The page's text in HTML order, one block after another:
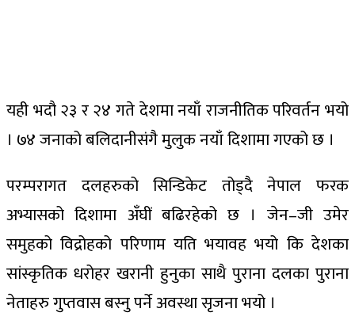
यही भदौ २३ र २४ गते देशमा नयाँ राजनीतिक परिवर्तन भयो
। ७४ जनाको बलिदानीसंगै मुलुक नयाँ दिशामा गएको छ ।
परम्परागत दलहरुको सिन्डिकेट तोड्दै नेपाल फरक
अभ्यासको दिशामा अँघीं बढिरहेको छ । जेन–जी उमेर
समुहको विद्रोहको परिणाम यति भयावह भयो कि देशका
सांस्कृतिक धरोहर खरानी हुनुका साथै पुराना दलका पुराना
नेताहरु गुप्तवास बस्नु पर्ने अवस्था सृजना भयो ।